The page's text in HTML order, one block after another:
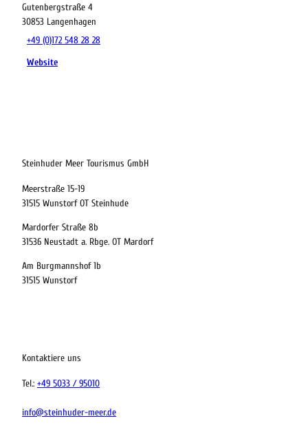
Kinder
buchen
Gutenbergstraße 4
30853 Langenhagen
+49 (0)172 548 28 28
Website
Steinhuder Meer Tourismus GmbH
Meerstraße 15-19
31515 Wunstorf OT Steinhude
Mardorfer Straße 8b
31536 Neustadt a. Rbge. OT Mardorf
Am Burgmannshof 1b
31515 Wunstorf
Kontaktiere uns
Tel.: +49 5033 / 95010
info@steinhuder-meer.de